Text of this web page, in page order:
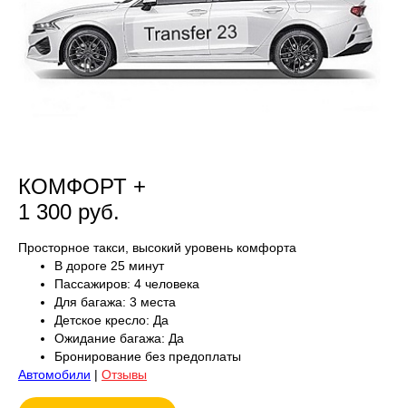
КОМФОРТ +
1 300 руб.
Просторное такси, высокий уровень комфорта
В дороге 25 минут
Пассажиров: 4 человека
Для багажа: 3 места
Детское кресло: Да
Ожидание багажа: Да
Бронирование без предоплаты
Автомобили | Отзывы